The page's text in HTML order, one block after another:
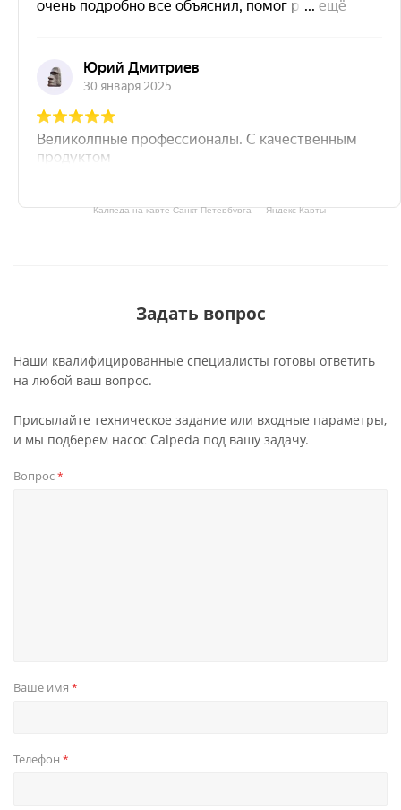
Калпеда на карте Санкт‑Петербурга — Яндекс Карты
Задать вопрос
Наши квалифицированные специалисты готовы ответить
на любой ваш вопрос.
Присылайте техническое задание или входные параметры,
и мы подберем насос Calpeda под вашу задачу.
Вопрос*
Ваше имя *
Телефон *